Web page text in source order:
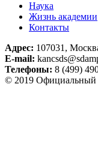
Наука
Жизнь академии
Контакты
Адрес: 107031,
E-mail:
Телефоны: 8 (499)
© 2019 Официальный